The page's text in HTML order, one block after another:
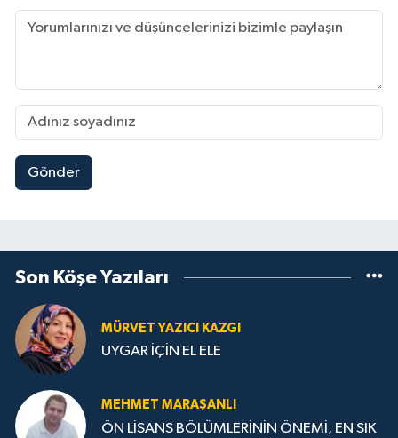
Gönder
Son Köşe Yazıları
MÜRVET YAZICI KAZGI
UYGAR İÇİN EL ELE
MEHMET MARAŞANLI
ÖN LİSANS BÖLÜMLERİNİN ÖNEMİ, EN SIK